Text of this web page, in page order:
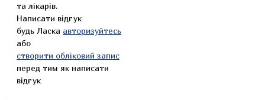
та лікарів.
Написати відгук
будь Ласка авторизуйтесь
або
створити обліковий запис
перед тим як написати
відгук